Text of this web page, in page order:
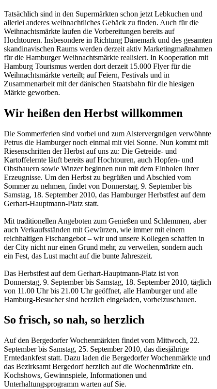
Tatsächlich sind in den Supermärkten schon jetzt Lebkuchen und
allerlei anderes weihnachtliches Gebäck zu finden. Auch für die
Weihnachtsmärkte laufen die Vorbereitungen bereits auf
Hochtouren. Insbesondere in Richtung Dänemark und des gesamten
skandinavischen Raums werden derzeit aktiv Marketingmaßnahmen
für die Hamburger Weihnachtsmärkte realisiert. In Kooperation mit
Hamburg Tourismus werden dort derzeit 15.000 Flyer für die
Weihnachtsmärkte verteilt; auf Feiern, Festivals und in
Zusammenarbeit mit der dänischen Staatsbahn für die hiesigen
Märkte geworben.
Wir heißen den Herbst willkommen
Die Sommerferien sind vorbei und zum Alstervergnügen verwöhnte
Petrus die Hamburger noch einmal mit viel Sonne. Nun kommt mit
Riesenschritten der Herbst auf uns zu: Die Getreide- und
Kartoffelernte läuft bereits auf Hochtouren, auch Hopfen- und
Obstbauern sowie Winzer beginnen nun mit dem Einholen ihrer
Erzeugnisse. Um den Herbst zu begrüßen und Abschied vom
Sommer zu nehmen, findet von Donnerstag, 9. September bis
Samstag, 18. September 2010, das Hamburger Herbstfest auf dem
Gerhart-Hauptmann-Platz statt.
Mit traditionellen Angeboten zum Genießen und Schlemmen, aber
auch Verkaufsständen mit Gewürzen, wie immer mit einem
reichhaltigen Fischangebot – wir und unsere Kollegen schaffen in
der City nicht nur einen Grund mehr, zu verweilen, sondern auch
ein Fest, das Lust macht auf die bunte Jahreszeit.
Das Herbstfest auf dem Gerhart-Hauptmann-Platz ist von
Donnerstag, 9. September bis Samstag, 18. September 2010, täglich
von 11.00 Uhr bis 21.00 Uhr geöffnet, alle Hamburger und alle
Hamburg-Besucher sind herzlich eingeladen, vorbeizuschauen.
So frisch, so nah, so herzlich
Auf den Bergedorfer Wochenmärkten findet vom Mittwoch, 22.
September bis Samstag, 25. September 2010, das diesjährige
Erntedankfest statt. Dazu laden die Bergedorfer Wochenmärkte und
das Bezirksamt Bergedorf herzlich auf die Wochenmärkte ein.
Kochshows, Gewinnspiele, Informationen und
Unterhaltungsprogramm warten auf Sie.